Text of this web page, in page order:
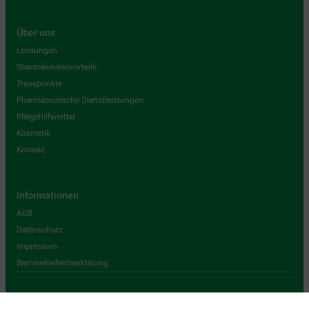
Über uns
Leistungen
Stammkundenvorteile
Treuepunkte
Pharmazeutische Dienstleistungen
Pflegehilfsmittel
Kosmetik
Kontakt
Informationen
AGB
Datenschutz
Impressum
Barrierefreiheitserklärung